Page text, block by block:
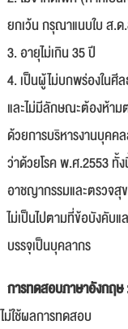
ยกเว้น กรุณาแนบใบ ส.
3. อายุไม่เกิน 35 ปี
4. เป็นผู้ไม่บกพร่องในศี
และไม่มีลักษณะต้องห้า
ด้วยการบริหารงานบุคค
ว่าด้วยโรค พ.ศ.2553 ทั้
อาชญากรรมและตรวจ
ไม่เป็นไปตามที่ข้อบังคับ
บรรจุเป็นบุคลากร
การทดสอบภาษาอังกฤษ
ม่ใช้ผลการทดสอบ